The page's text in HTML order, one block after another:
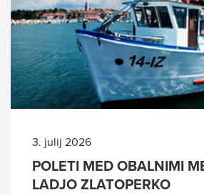
3. julij 2026
POLETI MED OBALNIMI
LADJO ZLATOPERKO